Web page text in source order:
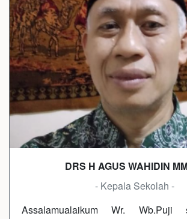
DRS H AGUS WAHIDIN
- Kepala Sekolah -
Assalamualaikum Wr. Wb.Puji